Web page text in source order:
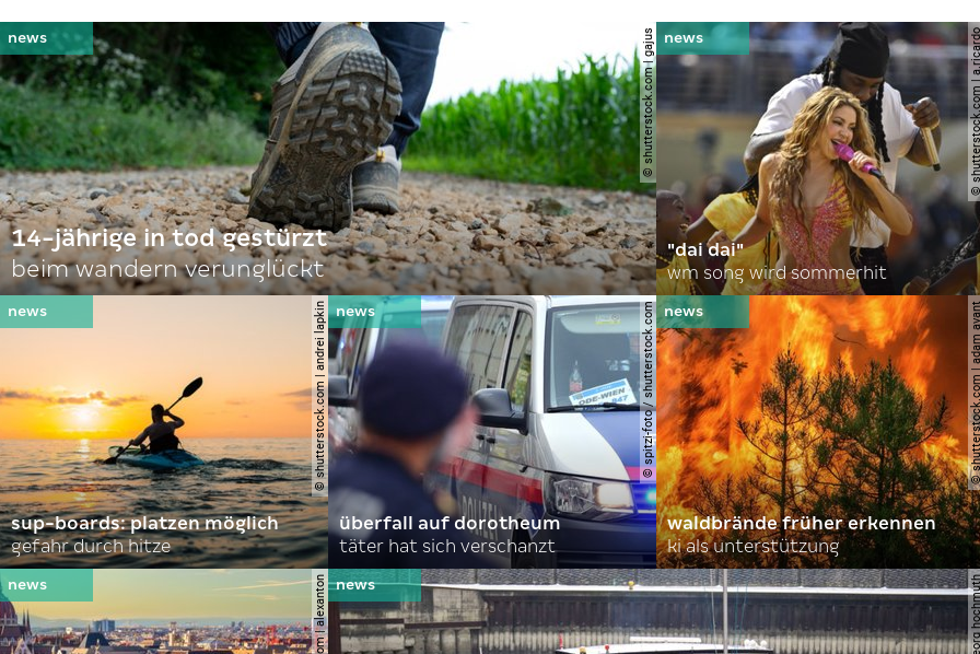
© shutterstock.com | gajus
14-jährige in tod gestürzt
beim wandern verunglückt
©
"dai dai"
wm song wird sommerhit
© shutterstock.com | andrei lapkin
sup-boards: platzen möglich
gefahr durch hitze
© spitzi-foto / shutterstock.com
überfall auf dorotheum
täter hat sich verschanzt
©
waldbrände früher erkennen
ki als unterstützung